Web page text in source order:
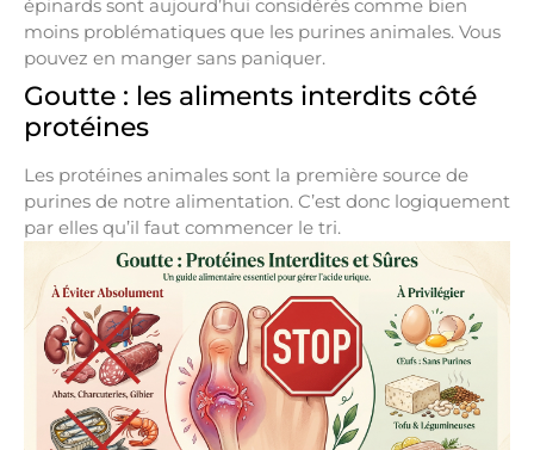
épinards sont aujourd’hui considérés comme bien
moins problématiques que les purines animales. Vous
pouvez en manger sans paniquer.
Goutte : les aliments interdits côté
protéines
Les protéines animales sont la première source de
purines de notre alimentation. C’est donc logiquement
par elles qu’il faut commencer le tri.